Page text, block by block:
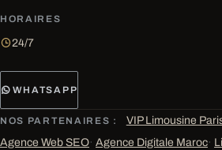
HORAIRES
24/7
WHATSAPP
NOS PARTENAIRES : VIP Limousine
Agence Web SEO· Agence Digitale Maroc·